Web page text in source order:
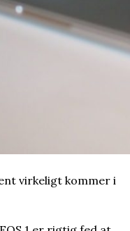
virkeligt kommer i